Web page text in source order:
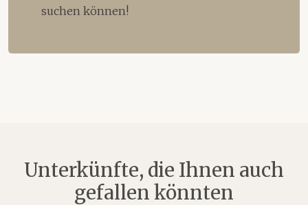
suchen können!
Unterkünfte, die Ihnen auch
gefallen könnten